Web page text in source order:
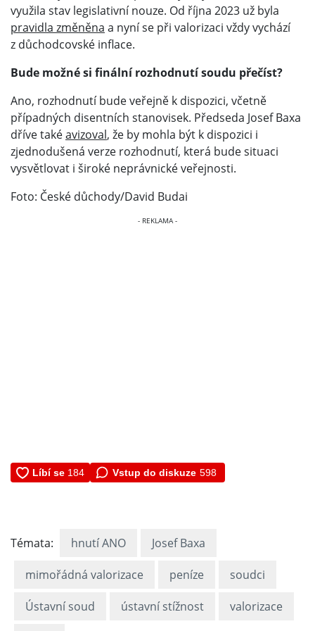
využila stav legislativní nouze. Od října 2023 už byla
pravidla změněna a nyní se při valorizaci vždy vychází
z důchodcovské inflace.
Bude možné si finální rozhodnutí soudu přečíst?
Ano, rozhodnutí bude veřejně k dispozici, včetně
případných disentních stanovisek. Předseda Josef Baxa
dříve takéavizoval, že by mohla být k dispozici i
zjednodušená verze rozhodnutí, která bude situaci
vysvětlovat i široké neprávnické veřejnosti.
Foto: České důchody/David Budai
Vstup do diskuze 598
Témata: hnutí ANO Josef Baxa
mimořádná valorizace peníze soudci
Ústavní soud ústavní stížnost valorizace